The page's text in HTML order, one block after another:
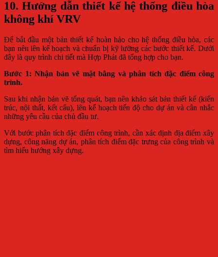
10. Hướng dẫn thiết kế hệ thống điều hòa
không khí VRV
Để bắt đầu một bản thiết kế hoàn hảo cho hệ thống điều hòa, các
bạn nên lên kế hoạch và chuẩn bị kỹ lưỡng các bước thiết kế. Dưới
đây là quy trình chi tiết mà Hợp Phát đã tổng hợp cho bạn.
Bước 1: Nhận bản vẽ mặt bằng và phân tích đặc điểm công
trình.
Sau khi nhận bản vẽ tổng quát, bạn nên khảo sát bản thiết kế (kiến
trúc, nội thất, kết cấu), lên kế hoạch tiến độ cho dự án và cân nhắc
những yêu cầu của chủ đầu tư.
Với bước phân tích đặc điểm công trình, cần xác định địa điểm xây
dựng, công năng dự án, phân tích điểm đặc trưng của công trình và
tìm hiểu hướng xây dựng.